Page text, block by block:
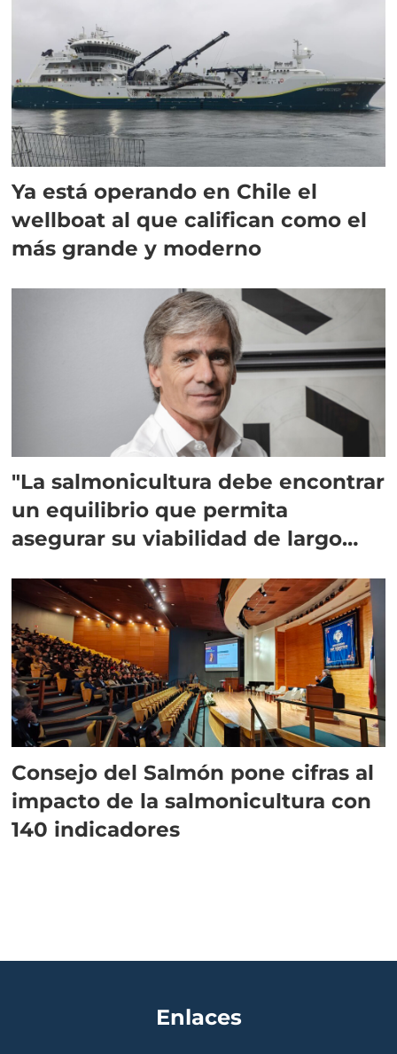
Ya está operando en Chile el
wellboat al que califican como el
más grande y moderno
"La salmonicultura debe encontrar
un equilibrio que permita
asegurar su viabilidad de largo
Consejo del Salmón pone cifras al
impacto de la salmonicultura con
140 indicadores
Enlaces